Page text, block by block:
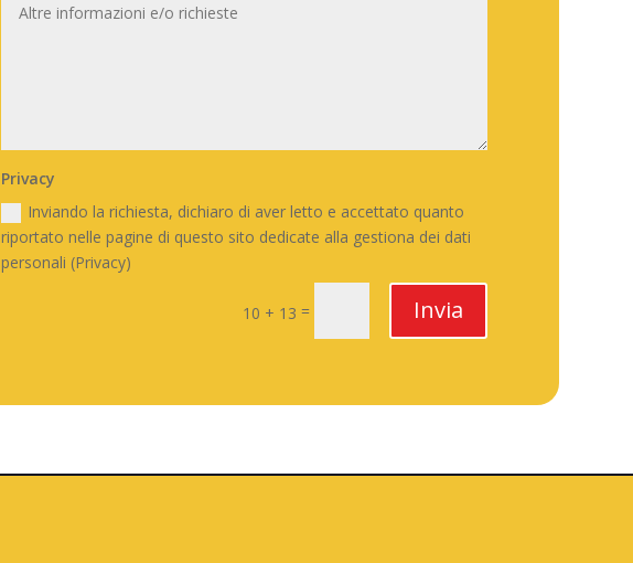
Privacy
Inviando la richiesta, dichiaro di aver letto e accettato quanto
riportato nelle pagine di questo sito dedicate alla gestiona dei dati
personali (Privacy)
10 + 13 = Invia